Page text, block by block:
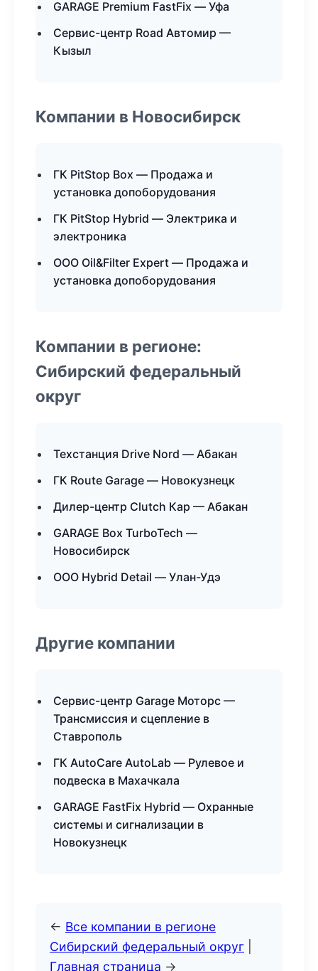
GARAGE Premium FastFix — Уфа
Сервис-центр Road Автомир —
Кызыл
Компании в Новосибирск
ГК PitStop Box — Продажа и
установка допоборудования
ГК PitStop Hybrid — Электрика и
электроника
ООО Oil&Filter Expert — Продажа и
установка допоборудования
Компании в регионе:
Сибирский федеральный
округ
Техстанция Drive Nord — Абакан
ГК Route Garage — Новокузнецк
Дилер-центр Clutch Кар — Абакан
GARAGE Box TurboTech —
Новосибирск
ООО Hybrid Detail — Улан-Удэ
Другие компании
Сервис-центр Garage Моторс —
Трансмиссия и сцепление в
Ставрополь
ГК AutoCare AutoLab — Рулевое и
подвеска в Махачкала
GARAGE FastFix Hybrid — Охранные
системы и сигнализации в
Новокузнецк
← Все компании в регионе
Сибирский федеральный округ
Главная страница →